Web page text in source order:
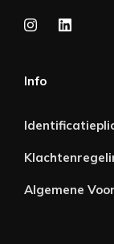
Info
Algemene